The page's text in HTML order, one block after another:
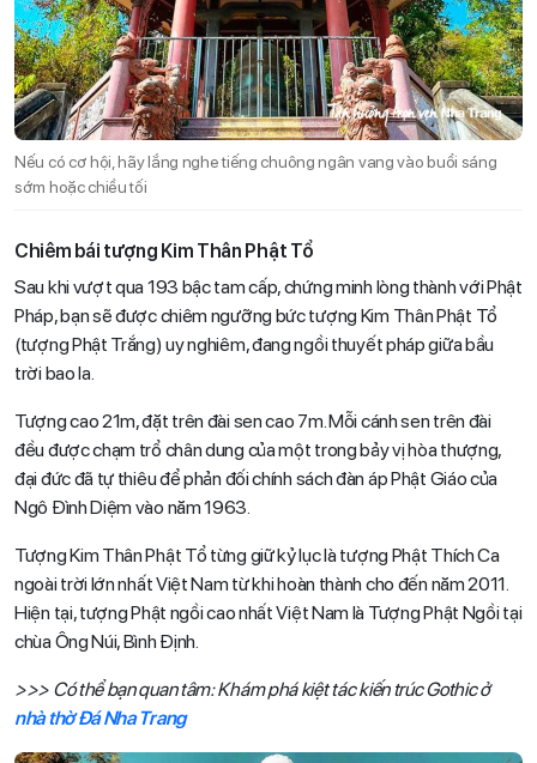
Nếu có cơ hội, hãy lắng nghe tiếng chuông ngân vang vào buổi sáng
sớm hoặc chiều tối
Chiêm bái tượng Kim Thân Phật Tổ
Sau khi vượt qua 193 bậc tam cấp, chứng minh lòng thành với Phật
Pháp, bạn sẽ được chiêm ngưỡng bức tượng Kim Thân Phật Tổ
(tượng Phật Trắng) uy nghiêm, đang ngồi thuyết pháp giữa bầu
trời bao la.
Tượng cao 21m, đặt trên đài sen cao 7m. Mỗi cánh sen trên đài
đều được chạm trổ chân dung của một trong bảy vị hòa thượng,
đại đức đã tự thiêu để phản đối chính sách đàn áp Phật Giáo của
Ngô Đình Diệm vào năm 1963.
Tượng Kim Thân Phật Tổ từng giữ kỷ lục là tượng Phật Thích Ca
ngoài trời lớn nhất Việt Nam từ khi hoàn thành cho đến năm 2011.
Hiện tại, tượng Phật ngồi cao nhất Việt Nam là Tượng Phật Ngồi tại
chùa Ông Núi, Bình Định.
>>> Có thể bạn quan tâm: Khám phá kiệt tác kiến trúc Gothic ở
nhà thờ Đá Nha Trang